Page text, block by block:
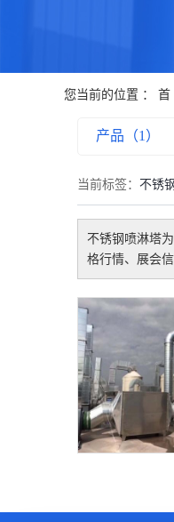
您当前的位置 ： 首
产品（1）
当前标签： 不锈
不锈钢喷淋塔
格行情、展会